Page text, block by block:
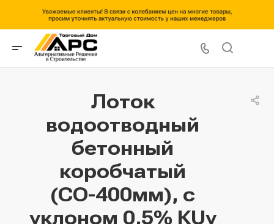
Лоток
водоотводный
бетонный
коробчатый
(СО-400мм), с
уклоном 0,5% КUу